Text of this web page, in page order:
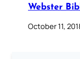
Webster
October 11,